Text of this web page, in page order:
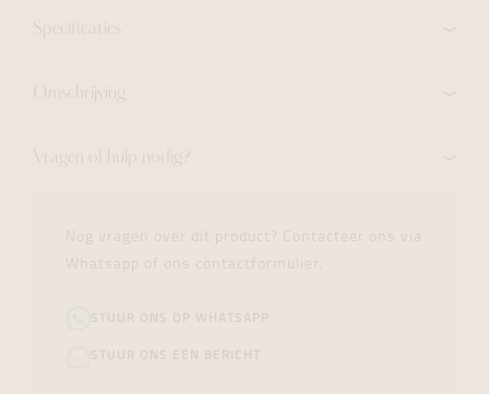
Specificaties
Omschrijving
Vragen of hulp nodig?